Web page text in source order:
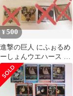
¥500
進撃の巨人 にふぉるめ
ーしょんウエハース シ
ール エレン ミカサ ア
ルミン